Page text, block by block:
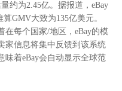
约为2.45亿。据报道，eBay
GMV大致为135亿美元。
在每个国家/地区，eBay的模
家信息将集中反馈到该系统
味着eBay会自动显示全球范